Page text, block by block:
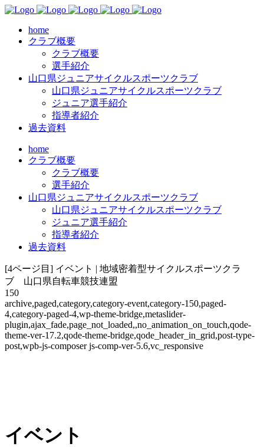
home
クラブ概要
クラブ概要
選手紹介
山口県ジュニアサイクルスポーツクラブ
山口県ジュニアサイクルスポーツクラブ
ジュニア選手紹介
指導者紹介
過去資料
home
クラブ概要
クラブ概要
選手紹介
山口県ジュニアサイクルスポーツクラブ
山口県ジュニアサイクルスポーツクラブ
ジュニア選手紹介
指導者紹介
過去資料
[4ページ目] イベント | 地域密着型サイクルスポーツクラ
ブ 山口県自転車競技連盟
150
archive,paged,category,category-event,category-150,paged-
4,category-paged-4,wp-theme-bridge,metaslider-
plugin,ajax_fade,page_not_loaded,,no_animation_on_touch,qode-
theme-ver-17.2,qode-theme-bridge,qode_header_in_grid,post-type-
post,wpb-js-composer js-comp-ver-5.6,vc_responsive
イベント